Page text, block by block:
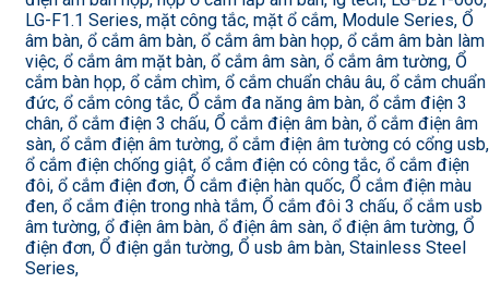
LG-F1.1 Series, mặt công tắc, mặt ổ cắm, Module Series, Ổ
âm bàn, ổ cắm âm bàn, ổ cắm âm bàn họp, ổ cắm âm bàn làm
việc, ổ cắm âm mặt bàn, ổ cắm âm sàn, ổ cắm âm tường, Ổ
cắm bàn họp, ổ cắm chìm, ổ cắm chuẩn châu âu, ổ cắm chuẩn
đức, ổ cắm công tắc, Ổ cắm đa năng âm bàn, ổ cắm điện 3
chân, ổ cắm điện 3 chấu, Ổ cắm điện âm bàn, ổ cắm điện âm
sàn, ổ cắm điện âm tường, ổ cắm điện âm tường có cổng usb,
ổ cắm điện chống giật, ổ cắm điện có công tắc, ổ cắm điện
đôi, ổ cắm điện đơn, Ổ cắm điện hàn quốc, Ổ cắm điện màu
đen, ổ cắm điện trong nhà tắm, Ổ cắm đôi 3 chấu, ổ cắm usb
âm tường, ổ điện âm bàn, ổ điện âm sàn, ổ điện âm tường, Ổ
điện đơn, Ổ điện gắn tường, Ổ usb âm bàn, Stainless Steel
Series,